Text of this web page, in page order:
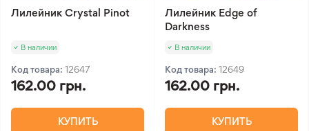
Лилейник Crystal Pinot
В наличии
Код товара: 12647
162.00 грн.
КУПИТЬ
Лилейник Edge of
Darkness
В наличии
Код товара: 12649
162.00 грн.
КУПИТЬ